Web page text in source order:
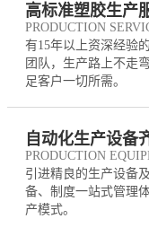
高标准塑胶生产
PRODUCTION
有15年以上资深经验
团队，生产路上不走
足客户一切所需。
自动化生产设备
PRODUCTION
引进精良的生产设备
备、制度一站式管理
产模式。